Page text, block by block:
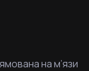
на м’язи